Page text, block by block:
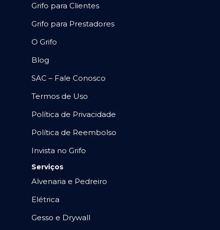
Grifo para Clientes
Grifo para Prestadores
O Grifo
Blog
SAC – Fale Conosco
Termos de Uso
Política de Privacidade
Política de Reembolso
Invista no Grifo
Serviços
Alvenaria e Pedreiro
Elétrica
Gesso e Drywall